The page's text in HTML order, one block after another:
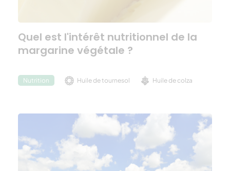
Quel est l'intérêt nutritionnel de la
margarine végétale ?
Nutrition Huile de tournesol Huile de colza